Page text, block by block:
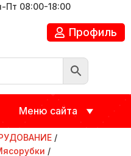
Пт 08:00-18:00
Профиль
Меню сайта
/
/